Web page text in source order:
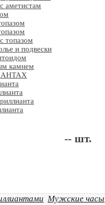
аметистам
топазом
и подвески
камнем
-- шт.
Мужские часы